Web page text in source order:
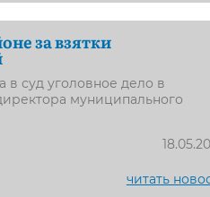
за взятки
в суд уголовное дело в
муниципального
читать